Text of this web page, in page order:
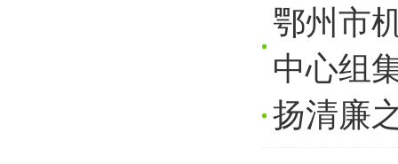
鄂州市
中心组
扬清廉